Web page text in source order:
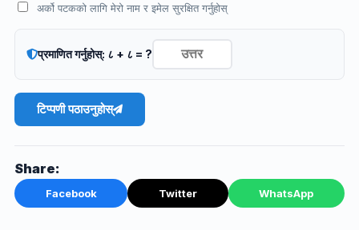
अर्को पटकको लागि मेरो नाम र इमेल सुरक्षित गर्नुहोस्
प्रमाणित गर्नुहोस्: ८ + ८ = ?
टिप्पणी पठाउनुहोस्
Share:
Facebook Twitter WhatsApp